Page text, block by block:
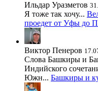
Ильдар Уразметов
Я тоже так хочу...
проедет от Уфы до
Виктор Пенеров
Слова Башкиры и
Индийского
Южн... Башкиры и